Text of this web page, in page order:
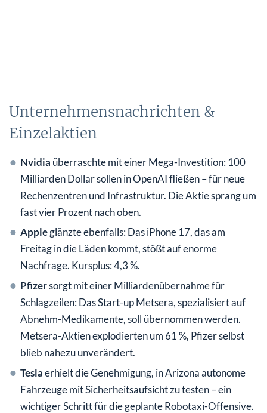
Unternehmensnachrichten &
Einzelaktien
Nvidia überraschte mit einer Mega-Investition: 100
Milliarden Dollar sollen in OpenAI fließen – für neue
Rechenzentren und Infrastruktur. Die Aktie sprang um
fast vier Prozent nach oben.
Appleglänzte ebenfalls: Das iPhone 17, das am
Freitag in die Läden kommt, stößt auf enorme
Nachfrage. Kursplus: 4,3 %.
Pfizersorgt mit einer Milliardenübernahme für
Schlagzeilen: Das Start-up Metsera, spezialisiert auf
Abnehm-Medikamente, soll übernommen werden.
Metsera-Aktien explodierten um 61 %, Pfizer selbst
blieb nahezu unverändert.
Teslaerhielt die Genehmigung, in Arizona autonome
Fahrzeuge mit Sicherheitsaufsicht zu testen – ein
wichtiger Schritt für die geplante Robotaxi-Offensive.